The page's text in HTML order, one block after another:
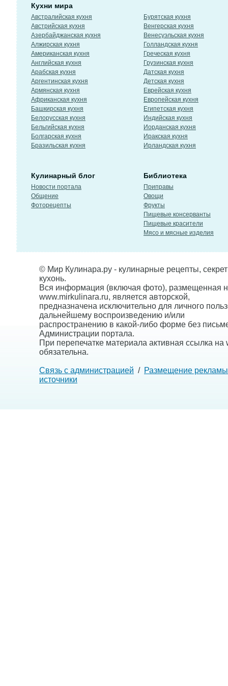
Кухни мира
Австралийская кухня
Австрийская кухня
Азербайджанская кухня
Алжирская кухня
Американская кухня
Английская кухня
Арабская кухня
Аргентинская кухня
Армянская кухня
Африканская кухня
Башкирская кухня
Белорусская кухня
Бельгийская кухня
Болгарская кухня
Бразильская кухня
Бурятская кухня
Венгерская кухня
Венесуэльская кухня
Голландская кухня
Греческая кухня
Грузинская кухня
Датская кухня
Детская кухня
Еврейская кухня
Европейская кухня
Египетская кухня
Индийская кухня
Иорданская кухня
Иракская кухня
Ирландская кухня
Кулинарный блог
Новости портала
Общение
Фоторецепты
Библиотека
Приправы
Овощи
Фрукты
Пищевые консерванты
Пищевые красители
Мясо и мясные изделия
© Мир Кулинара.ру - кулинарные рецепты,
кухонь.
Вся информация (включая фото), размещенная
www.mirkulinara.ru, является авторской,
предназначена исключительно для личного
дальнейшему воспроизведению и/или
распространению в какой-либо форме без
Администрации портала.
При перепечатке материала активная ссылка на
обязательна.
Связь с администрацией / Размещение рекламы
источники